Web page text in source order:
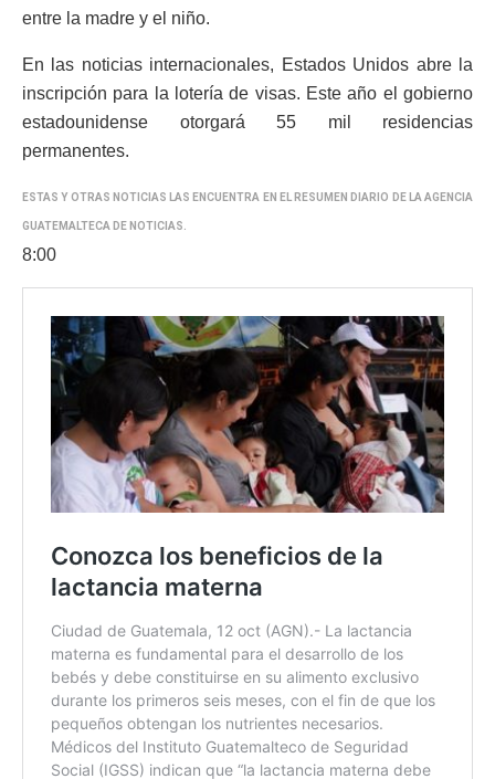
entre la madre y el niño.
En las noticias internacionales, Estados Unidos abre la
inscripción para la lotería de visas. Este año el gobierno
estadounidense otorgará 55 mil residencias
permanentes.
ESTAS Y OTRAS NOTICIAS LAS ENCUENTRA EN EL RESUMEN DIARIO DE LA AGENCIA
GUATEMALTECA DE NOTICIAS.
8:00